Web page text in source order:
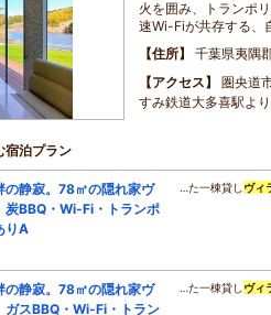
火を囲み、トランポ
速Wi-Fiが共存する、
住所
千葉県夷隅
アクセス
圏央道
すみ鉄道大多喜駅よ
宿泊プラン
の静寂。78㎡の隠れ家ヴ
BBQ・Wi-Fi・トランポ
りA
…た一棟貸し ヴィ
の静寂。78㎡の隠れ家ヴ
スBBQ・Wi-Fi・トラン
…た一棟貸し ヴィ